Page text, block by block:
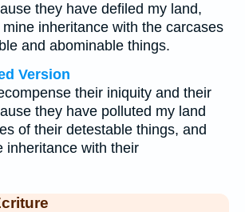
they have defiled my land,
inheritance with the carcases
and abominable things.
Version
their iniquity and their
they have polluted my land
of their detestable things, and
inheritance with their